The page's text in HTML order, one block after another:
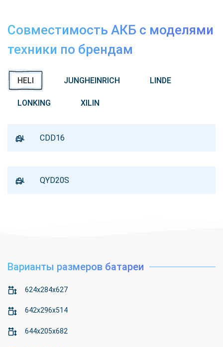
Совместимость АКБ с моделями
техники по брендам
HELI JUNGHEINRICH LINDE
LONKING XILIN
CDD16
QYD20S
Варианты размеров батареи
624x284x627
642x296x514
644x205x682